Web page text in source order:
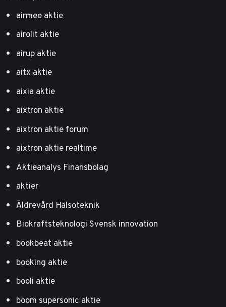
airmee aktie
airolit aktie
airup aktie
aitx aktie
aixia aktie
aixtron aktie
aixtron aktie forum
aixtron aktie realtime
Aktieanalys Finansbolag
aktier
Äldrevård Hälsoteknik
Biokraftsteknologi Svensk innovation
bookbeat aktie
booking aktie
booli aktie
boom supersonic aktie